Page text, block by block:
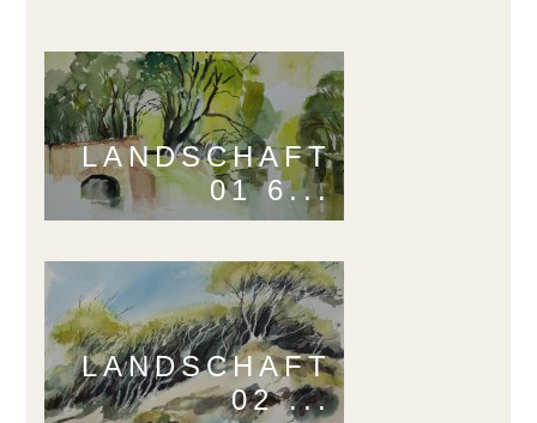
LANDSCHAFT
01 6...
LANDSCHAFT
02 ...